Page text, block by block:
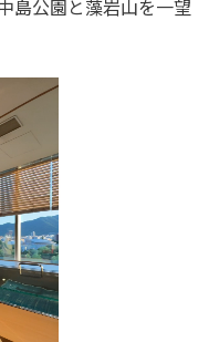
島公園と藻岩山を一望